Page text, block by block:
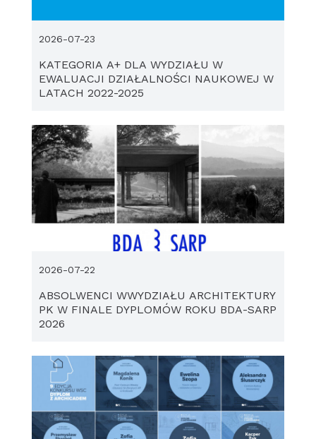
KATEGORIA A+ DLA WYDZIAŁU W
EWALUACJI DZIAŁALNOŚCI NAUKOWEJ W
LATACH 2022-2025
2026-07-23
ABSOLWENCI WWYDZIAŁU ARCHITEKTURY
PK W FINALE DYPLOMÓW ROKU BDA-SARP
2026
2026-07-22